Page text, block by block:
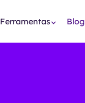
Ferramentas Blog